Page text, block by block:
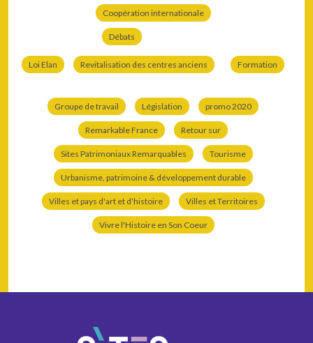
Coopération internationale
Débats
Loi Elan Revitalisation des centres anciens Formation
Groupe de travail Législation promo 2020
Remarkable France Retour sur
Sites Patrimoniaux Remarquables Tourisme
Urbanisme, patrimoine & développement durable
Villes et pays d'art et d'histoire Villes et Territoires
Vivre l'Histoire en Son Coeur